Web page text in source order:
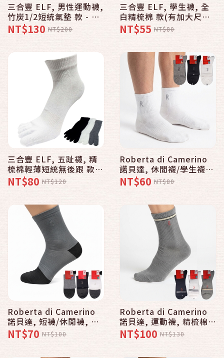
三合豐 ELF, 男性運動襪,
竹炭1/2短統氣墊 款 - 普
若Pro品牌好襪子專賣館
NT$130 NT$200
三合豐 ELF, 學生襪, 全
白精梳棉 款(有加大尺碼
款)
NT$55 NT$80
三合豐 ELF, 五趾襪, 精
梳棉輕薄短統無後跟 款 -
普若Pro品牌好襪子專賣
館
NT$80 NT$120
Roberta di Camerino
諾貝達, 休閒襪/學生襪,
天然棉氣墊式毛巾底 款
NT$60 NT$80
Roberta di Camerino
諾貝達, 短襪/休閒襪, 寬
口竹炭抗菌除臭 款
NT$70 NT$100
Roberta di Camerino
諾貝達, 運動襪, 精梳棉氣
墊式運動毛巾 款
NT$100 NT$130